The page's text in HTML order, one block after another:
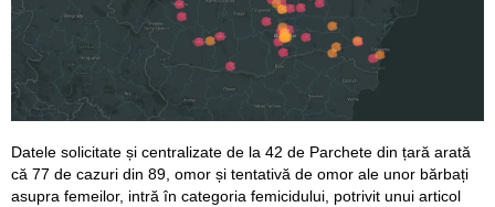
Datele solicitate și centralizate de la 42 de Parchete din țară arată
că 77 de cazuri din 89, omor și tentativă de omor ale unor bărbați
asupra femeilor, intră în categoria femicidului, potrivit unui articol